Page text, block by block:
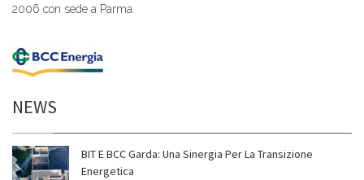
2006 con sede a Parma.
NEWS
BIT E BCC Garda: Una Sinergia Per La Transizione
Energetica